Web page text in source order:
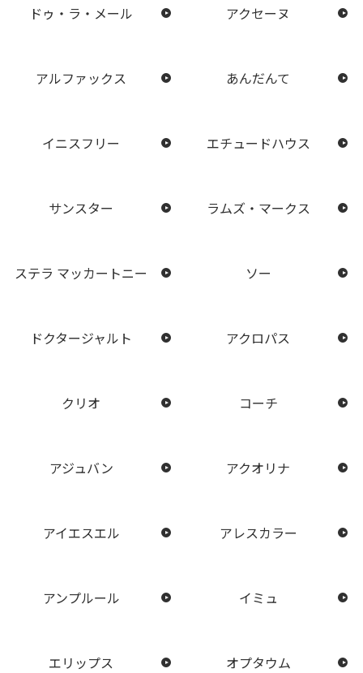
ドゥ・ラ・メール アクセーヌ
アルファックス あんだんて
イニスフリー エチュードハウス
サンスター ラムズ・マークス
ステラ マッカートニー ソー
ドクタージャルト アクロパス
クリオ コーチ
アジュバン アクオリナ
アイエスエル アレスカラー
アンプルール イミュ
エリップス オプタウム